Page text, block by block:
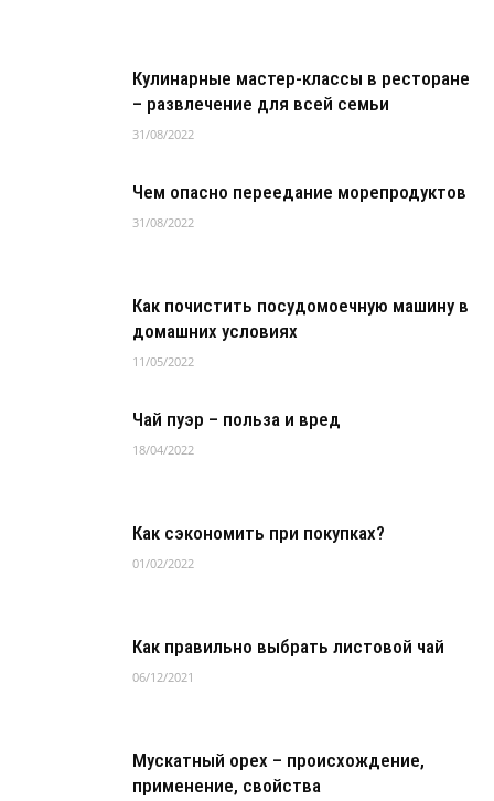
Кулинарные мастер-классы в ресторане
– развлечение для всей семьи
31/08/2022
Чем опасно переедание морепродуктов
31/08/2022
Как почистить посудомоечную машину в
домашних условиях
11/05/2022
Чай пуэр – польза и вред
18/04/2022
Как сэкономить при покупках?
01/02/2022
Как правильно выбрать листовой чай
06/12/2021
Мускатный орех – происхождение,
применение, свойства